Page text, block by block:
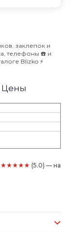
заклепок и
телефоны ☎️ и
Blizko ⚡️
Цены
★★★★★ (5.0) — на